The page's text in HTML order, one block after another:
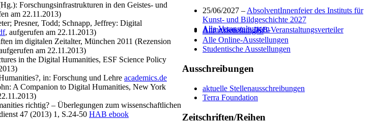
Forschungsinfrastrukturen in den Geistes- und
am 22.11.2013)
Presner, Todd; Schnapp, Jeffrey: Digital
, aufgerufen am 22.11.2013)
im digitalen Zeitalter, München 2011 (Rezension
am 22.11.2013)
in the Digital Humanities, ESF Science Policy
in: Forschung und Lehre academics.de
A Companion to Digital Humanities, New York
richtig? – Überlegungen zum wissenschaftlichen
47 (2013) 1, S.24-50 HAB ebook
25/06/2027 –AbsolventInnenfeier des Instituts für
Kunst- und Bildgeschichte 2027
Alle Veranstaltungen
Anmelden zum IKB-Veranstaltungsverteiler
Alle Ausstellungen
Alle Online-Ausstellungen
Studentische Ausstellungen
Ausschreibungen
aktuelle Stellenausschreibungen
Terra Foundation
Zeitschriften/Reihen